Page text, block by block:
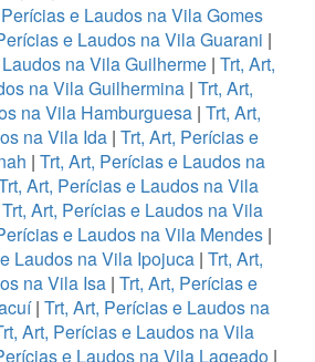
e Laudos na Vila Gomes
e Laudos na Vila Guarani |
na Vila Guilherme | Trt, Art,
na Vila Guilhermina| Trt, Art,
na Vila Hamburguesa| Trt, Art,
na Vila Ida| Trt, Art, Perícias e
| Trt, Art, Perícias e Laudos na
Art, Perícias e Laudos na Vila
Trt, Art, Perícias e Laudos na Vila
e Laudos na Vila Mendes |
Laudos na Vila Ipojuca | Trt, Art,
na Vila Isa | Trt, Art, Perícias e
| Trt, Art, Perícias e Laudos na
Art, Perícias e Laudos na Vila
e Laudos na Vila Lageado|